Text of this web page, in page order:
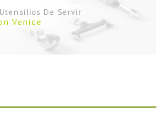
Utensílios De Servir
Venice